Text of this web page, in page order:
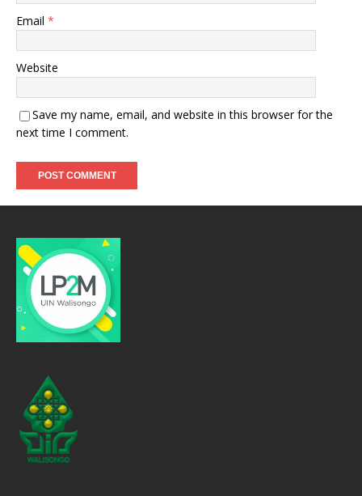
Email *
Website
Save my name, email, and website in this browser for the
next time I comment.